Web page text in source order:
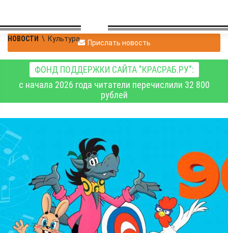
НОВОСТИ \ Культура Прислать новость
ФОНД ПОДДЕРЖКИ САЙТА "КРАСРАБ.РУ":
с начала 2026 года читатели перечислили 32 800
рублей
В Красноярском крае
пройдёт VII ежегодный
благотворительный
фестиваль
мультконцертов